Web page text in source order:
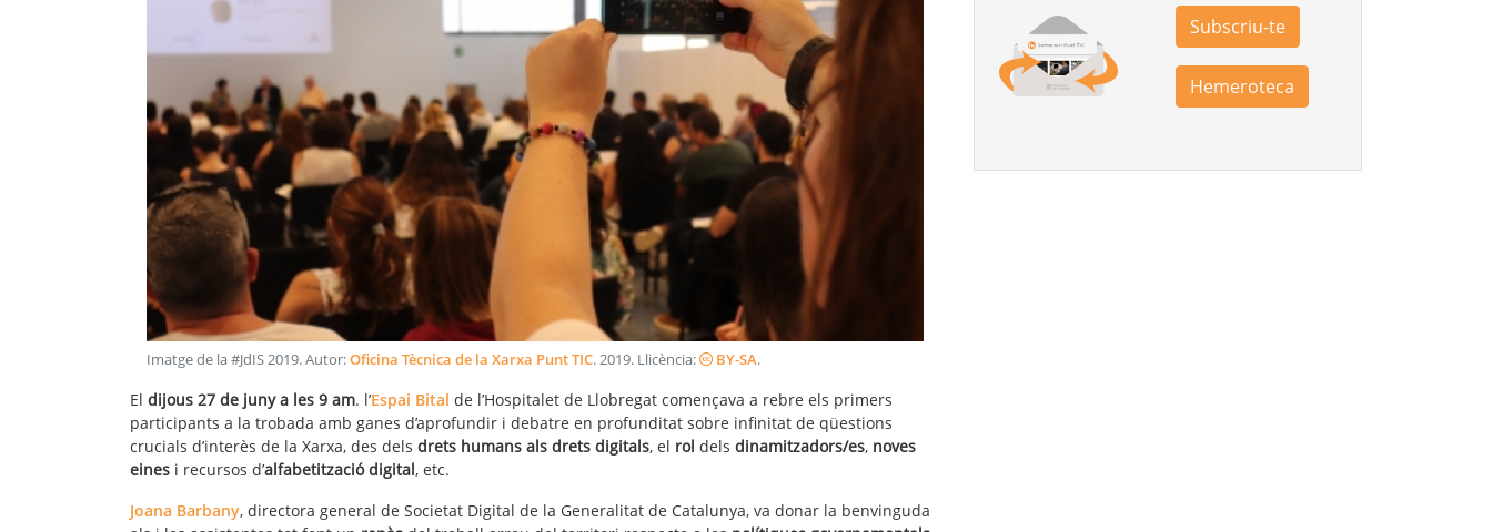
Imatge de la #JdIS 2019. Autor:Oficina Tècnica de la Xarxa Punt TIC.2019. Llicència: BY-SA.
El dijous 27 de juny a les 9 am. l’Espai Bital de l’Hospitalet de Llobregat començava a rebre els primers
participants a la trobada amb ganes d’aprofundir i debatre en profunditat sobre infinitat de qüestions
crucials d’interès de la Xarxa, des dels drets humans als drets digitals, el rol dels dinamitzadors/es, noves
eines i recursos d’alfabetització digital, etc.
Joana Barbany, directora general de Societat Digital de la Generalitat de Catalunya, va donar la benvinguda
Subscriu-te
Hemeroteca